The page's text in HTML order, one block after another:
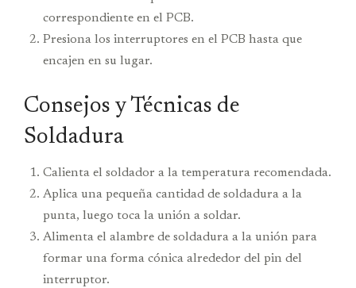
correspondiente en el PCB.
Presiona los interruptores en el PCB hasta que
encajen en su lugar.
Consejos y Técnicas de
Soldadura
Calienta el soldador a la temperatura recomendada.
Aplica una pequeña cantidad de soldadura a la
punta, luego toca la unión a soldar.
Alimenta el alambre de soldadura a la unión para
formar una forma cónica alrededor del pin del
interruptor.